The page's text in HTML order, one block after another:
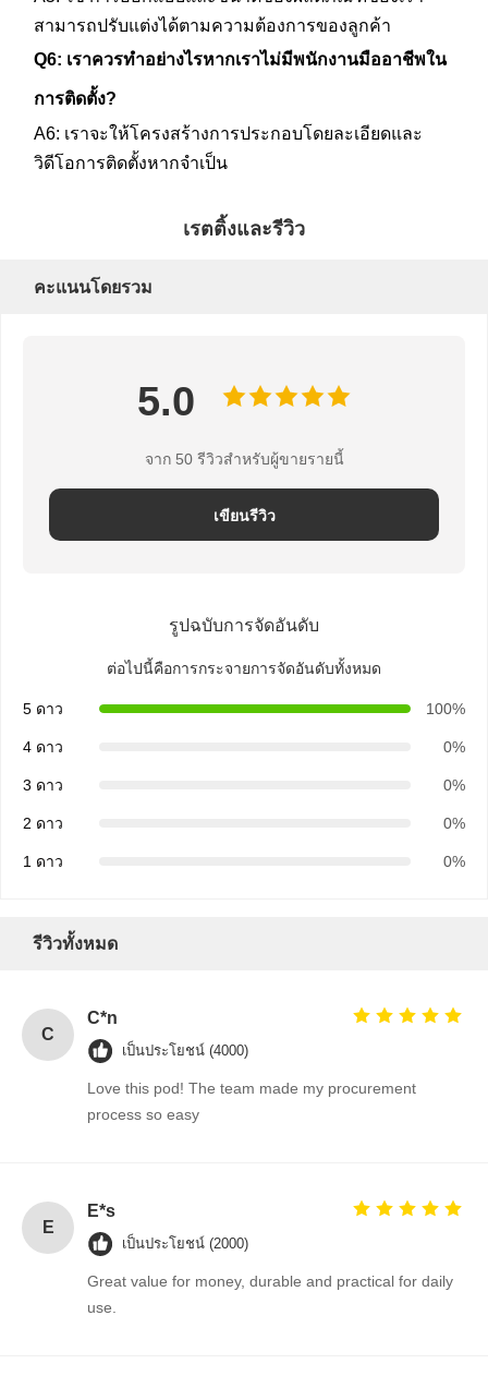
น
,
ซู
า
ต
สามารถปรับแต่งได้ตามความต้องการของลูกค้า
Q6: เราควรทำอย่างไรหากเราไม่มีพนักงานมืออาชีพใน
การติดตั้ง?
A6: เราจะให้โครงสร้างการประกอบโดยละเอียดและ
วิดีโอการติดตั้งหากจำเป็น
เรตติ้งและรีวิว
คะแนนโดยรวม
5.0
จาก 50 รีวิวสำหรับผู้ขายรายนี้
เขียนรีวิว
รูปฉบับการจัดอันดับ
ต่อไปนี้คือการกระจายการจัดอันดับทั้งหมด
5 ดาว 100%
4 ดาว 0%
3 ดาว 0%
2 ดาว 0%
1 ดาว 0%
รีวิวทั้งหมด
C
C*n
เป็นประโยชน์ (4000)
Love this pod! The team made my procurement
process so easy
E
E*s
เป็นประโยชน์ (2000)
Great value for money, durable and practical for daily
use.